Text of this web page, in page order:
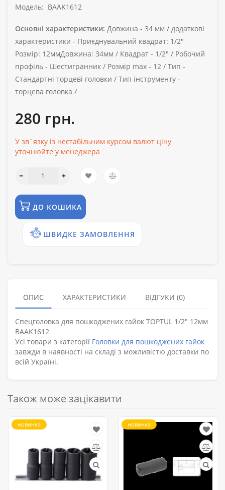
Модель: BAAK1612
Основні характеристики: Довжина - 34 мм / додаткові
характеристики - Приєднувальний квадрат: 1/2"
Розмір: 12ммДовжина: 34мм / Квадрат - 1/2" / Робочий
профіль - Шестигранник / Розмір max - 12 / Тип -
Стандартні торцеві головки / Тип інструменту -
торцева головка /
280 грн.
У зв`язку із нестабільним курсом валют ціну
уточнюйте у менеджера
ДО КОШИКА
ШВИДКЕ ЗАМОВЛЕННЯ
ОПИС ХАРАКТЕРИСТИКИ ВІДГУКИ (0)
Спецголовка для пошкоджених гайок TOPTUL 1/2" 12мм
BAAK1612
Усі товари з категорії Головки для пошкоджених гайок
завжди в наявності на складі з можливістю доставки по
всій Україні.
Також може зацікавити
новинка новинка